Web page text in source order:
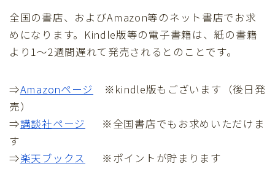
全国の書店、およびAmazon等のネット書店でお求
めになります。Kindle版等の電子書籍は、紙の書籍
より1～2週間遅れて発売されるとのことです。
⇒Amazonページ ※kindle版もございます（後日発
売）
⇒講談社ページ ※全国書店でもお求めいただけま
す
⇒楽天ブックス ※ポイントが貯まります